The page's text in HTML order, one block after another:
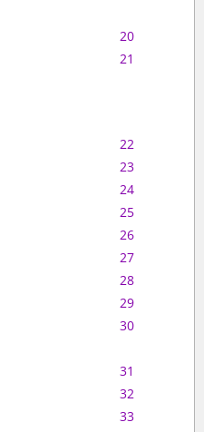
20
21
22
23
24
25
26
27
28
29
30
31
32
33